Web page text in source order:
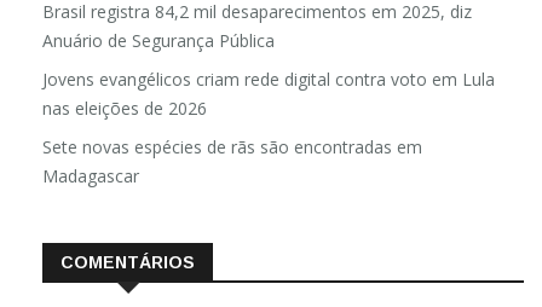
Brasil registra 84,2 mil desaparecimentos em 2025, diz
Anuário de Segurança Pública
Jovens evangélicos criam rede digital contra voto em Lula
nas eleições de 2026
Sete novas espécies de rãs são encontradas em
Madagascar
COMENTÁRIOS